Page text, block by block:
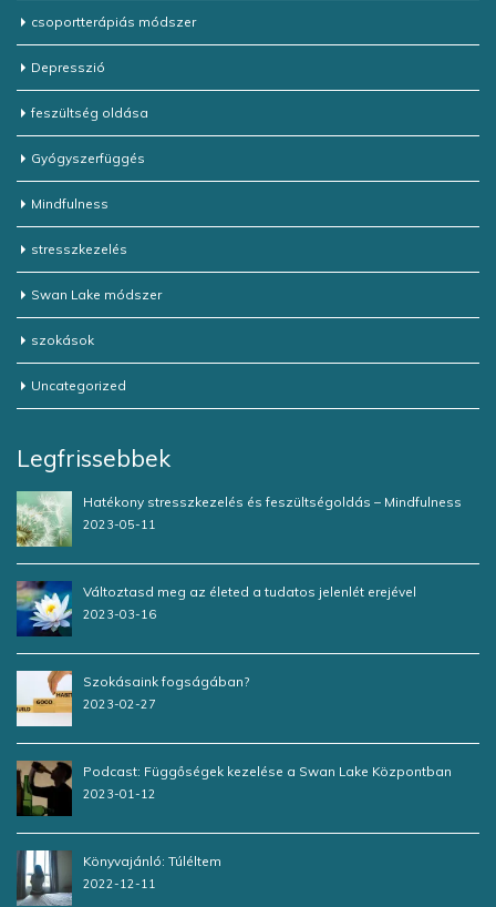
csoportterápiás módszer
Depresszió
feszültség oldása
Gyógyszerfüggés
Mindfulness
stresszkezelés
Swan Lake módszer
szokások
Uncategorized
Legfrissebbek
Hatékony stresszkezelés és feszültségoldás – Mindfulness
2023-05-11
Változtasd meg az életed a tudatos jelenlét erejével
2023-03-16
Szokásaink fogságában?
2023-02-27
Podcast: Függőségek kezelése a Swan Lake Központban
2023-01-12
Könyvajánló: Túléltem
2022-12-11